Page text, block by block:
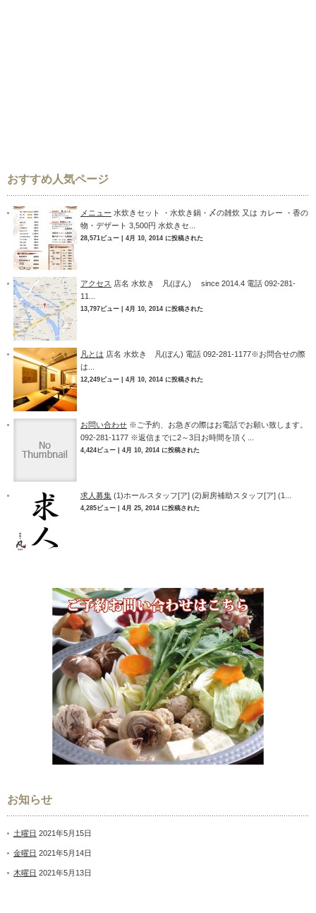
おすすめ人気ページ
メニュー 水炊きセット ・水炊き鍋・〆の雑炊 又は カレー ・香の
物・デザート 3,500円 水炊きセ...
28,571ビュー 4月 10, 2014 に投稿された
アクセス 店名 水炊き 凡(ぼん) since 2014.4 電話 092-281-
11...
13,797ビュー 4月 10, 2014 に投稿された
凡とは 店名 水炊き 凡(ぼん) 電話 092-281-1177※お問合せの際
は...
12,249ビュー 4月 10, 2014 に投稿された
お問い合わせ ※ご予約、お急ぎの際はお電話でお願い致します。
092-281-1177 ※返信までに2～3日お時間を頂く...
4,424ビュー 4月 10, 2014 に投稿された
求人募集 (1)ホールスタッフ[ア] (2)厨房補助スタッフ[ア] (1...
4,285ビュー 4月 25, 2014 に投稿された
お知らせ
土曜日 2021年5月15日
金曜日 2021年5月14日
木曜日 2021年5月13日